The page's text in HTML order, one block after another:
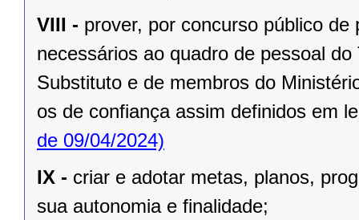
VIII - prover, por concurso público
necessários ao quadro de pessoal
Substituto e de membros do
os de confiança assim definidos em
de 09/04/2024)
IX - criar e adotar metas, planos,
sua autonomia e finalidade;